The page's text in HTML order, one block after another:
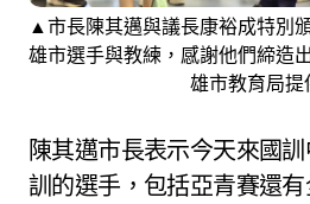
▲市長陳其邁與議長康裕成特別
雄市選手與教練，感謝他們締造
雄市教育局提
陳其邁市長表示今天來國
訓的選手，包括亞青賽還